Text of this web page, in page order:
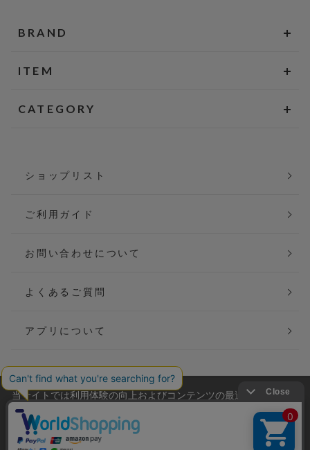
BRAND
ITEM
CATEGORY
ショップリスト
ご利用ガイド
お問い合わせについて
よくあるご質問
アプリについて
会社概要
ご利用規約
当サイトでは利用体験の向上およびコンテンツの最適な提供、ト
ラフィックの分析を目的としてCookieを使用しています。
サイトの閲覧を継続された場合、Cookieの利用に同意したことも
のといたします。